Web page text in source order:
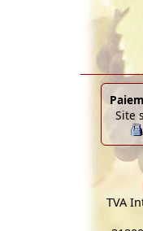
Site
TVA